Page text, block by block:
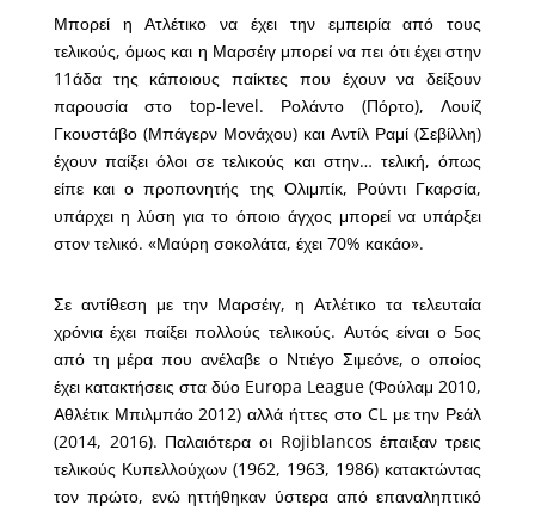
Μπορεί η Ατλέτικο να έχει την εμπειρία από τους
τελικούς, όμως και η Μαρσέιγ μπορεί να πει ότι έχει στην
11άδα της κάποιους παίκτες που έχουν να δείξουν
παρουσία στο top-level. Ρολάντο (Πόρτο), Λουίζ
Γκουστάβο (Μπάγερν Μονάχου) και Αντίλ Ραμί (Σεβίλλη)
έχουν παίξει όλοι σε τελικούς και στην… τελική, όπως
είπε και ο προπονητής της Ολιμπίκ, Ρούντι Γκαρσία,
υπάρχει η λύση για το όποιο άγχος μπορεί να υπάρξει
στον τελικό. «Μαύρη σοκολάτα, έχει 70% κακάο».
Σε αντίθεση με την Μαρσέιγ, η Ατλέτικο τα τελευταία
χρόνια έχει παίξει πολλούς τελικούς. Αυτός είναι ο 5ος
από τη μέρα που ανέλαβε ο Ντιέγο Σιμεόνε, ο οποίος
έχει κατακτήσεις στα δύο Europa League (Φούλαμ 2010,
Αθλέτικ Μπιλμπάο 2012) αλλά ήττες στο CL με την Ρεάλ
(2014, 2016). Παλαιότερα οι Rojiblancos έπαιξαν τρεις
τελικούς Κυπελλούχων (1962, 1963, 1986) κατακτώντας
τον πρώτο, ενώ ηττήθηκαν ύστερα από επαναληπτικό